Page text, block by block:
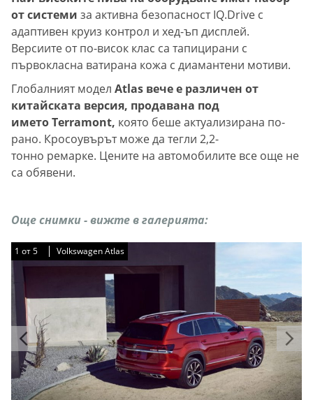
от системи за активна безопасност IQ.Drive с
адаптивен круиз контрол и хед-ъп дисплей.
Версиите от по-висок клас са тапицирани с
първокласна ватирана кожа с диамантени мотиви.
Глобалният модел Atlas вече е различен от
китайската версия, продавана под
името Terramont, която беше актуализирана по-
рано. Кросоувърът може да тегли 2,2-
тонно ремарке. Цените на автомобилите все още не
са обявени.
Още снимки - вижте в галерията:
1 от5 Volkswagen Atlas
1 от5 Volkswagen Atlas
1 от5 Volkswagen Atlas
1 от5 Volkswagen Atlas
1 от5 Volkswagen Atlas